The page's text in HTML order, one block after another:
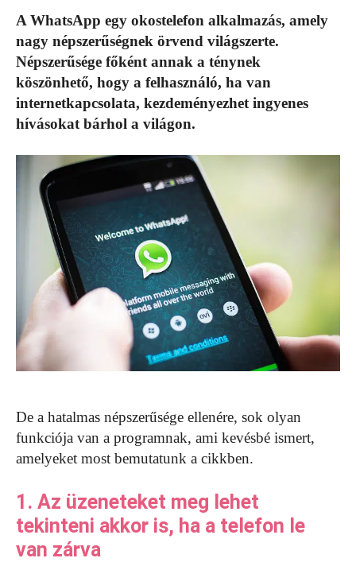
A WhatsApp egy okostelefon alkalmazás, amely
nagy népszerűségnek örvend világszerte.
Népszerűsége főként annak a ténynek
köszönhető, hogy a felhasználó, ha van
internetkapcsolata, kezdeményezhet ingyenes
hívásokat bárhol a világon.
De a hatalmas népszerűsége ellenére, sok olyan
funkciója van a programnak, ami kevésbé ismert,
amelyeket most bemutatunk a cikkben.
1. Az üzeneteket meg lehet
tekinteni akkor is, ha a telefon le
van zárva